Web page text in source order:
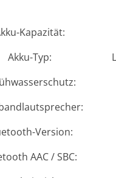
Kapazität:
Akku-Typ:
Version:
AAC / SBC: